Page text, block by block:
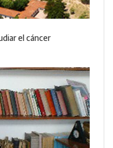
el cáncer